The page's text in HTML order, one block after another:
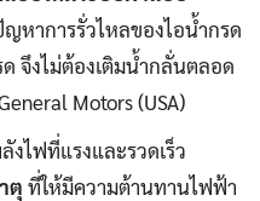
หาการรั่วไหลของไอน้ำกรด
จึงไม่ต้องเติมน้ำกลั่นตลอด
Motors (USA)
งไฟที่แรงและรวดเร็ว
ตุ ที่ให้มีความต้านทานไฟฟ้า